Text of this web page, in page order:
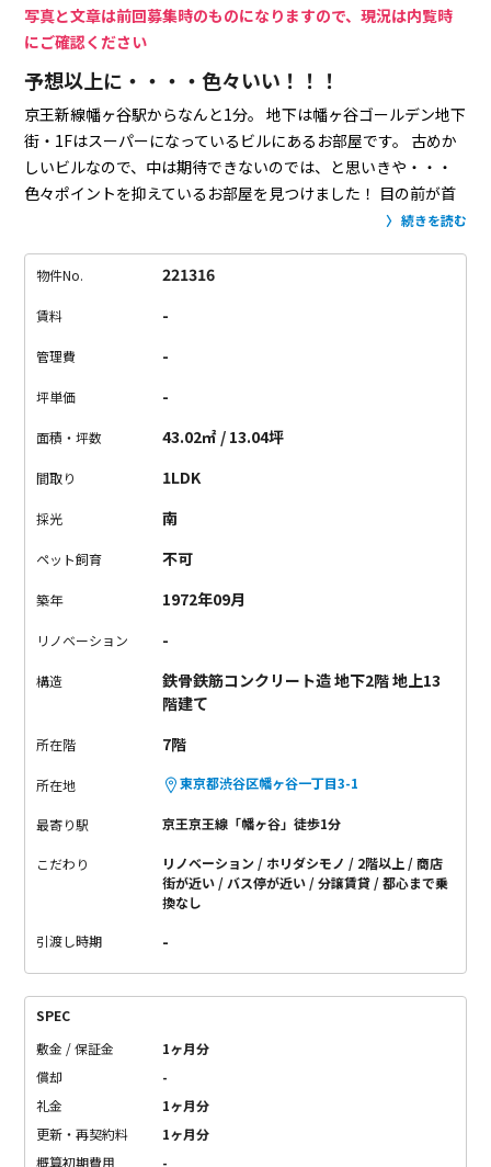
写真と文章は前回募集時のものになりますので、現況は内覧時
にご確認ください
予想以上に・・・・色々いい！！！
京王新線幡ヶ谷駅からなんと1分。 地下は幡ヶ谷ゴールデン地下
街・1Fはスーパーになっているビルにあるお部屋です。
古めか
しいビルなので、中は期待できないのでは、と思いきや・・・
色々ポイントを抑えているお部屋を見つけました！ 目の前が首
都高ですし、商業施設が入っているマンションなので、何かと
お部屋は窓を閉めればほとんど騒音は気になりません。
です。
広ーいLDKに大きなキッチン。
4帖のお部屋もついてます。収納力は抜群。
高層ビル群が見えます。
ね。見つけて、いとうれし。
続きを読む
物件No. 221316
賃料 -
管理費 -
坪単価 -
面積・坪数 43.02㎡ / 13.04坪
間取り 1LDK
採光 南
ペット飼育 不可
築年 1972年09月
リノベーション -
構造
鉄骨鉄筋コンクリート造 地下2階 地上13
階建て
所在階 7階
所在地 東京都渋谷区幡ヶ谷一丁目3-1
最寄り駅 京王京王線「幡ヶ谷」徒歩1分
こだわり リノベーション ホリダシモノ 2階以上
商店
街が近い
バス停が近い 分譲賃貸
都心まで乗
換なし
引渡し時期 -
SPEC
敷金 / 保証金
1ヶ月分
償却
-
礼金
1ヶ月分
更新・再契約料
1ヶ月分
概算初期費用
-